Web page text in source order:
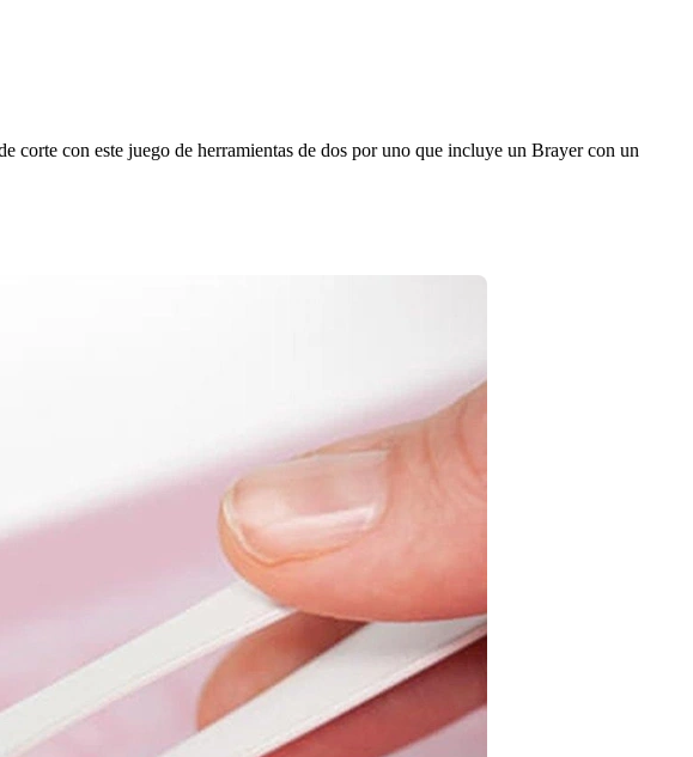
corte con este juego de herramientas de dos por uno que incluye un Brayer con un